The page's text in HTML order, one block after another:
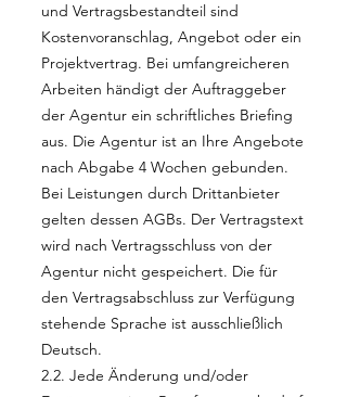
und Vertragsbestandteil sind
Kostenvoranschlag, Angebot oder ein
Projektvertrag. Bei umfangreicheren
Arbeiten händigt der Auftraggeber
der Agentur ein schriftliches Briefing
aus. Die Agentur ist an Ihre Angebote
nach Abgabe 4 Wochen gebunden.
Bei Leistungen durch Drittanbieter
gelten dessen AGBs. Der Vertragstext
wird nach Vertragsschluss von der
Agentur nicht gespeichert. Die für
den Vertragsabschluss zur Verfügung
stehende Sprache ist ausschließlich
Deutsch.
2.2. Jede Änderung und/oder